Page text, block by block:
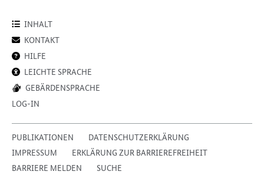
INHALT
KONTAKT
HILFE
LEICHTE SPRACHE
GEBÄRDENSPRACHE
LOG-IN
PUBLIKATIONEN
DATENSCHUTZERKLÄRUNG
IMPRESSUM
ERKLÄRUNG ZUR BARRIEREFREIHEIT
BARRIERE MELDEN
SUCHE